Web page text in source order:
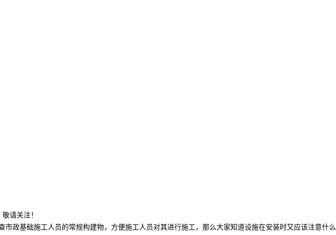
请关注！
政基础施工人员的常规构建物，方便施工人员对其进行施工，那么大家知道设施在安装时又应该注意什么